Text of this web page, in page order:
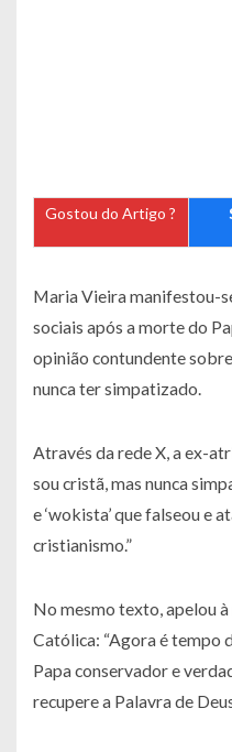
Gostou do Artigo ?
Maria Vieira manifestou-
sociais após a morte do
opinião contundente
nunca ter simpatizado.
Através da rede X, a ex-
sou cristã, mas nunca
e ‘wokista’ que falseou e
cristianismo.”
No mesmo texto, apelou
Católica: “Agora é tempo
Papa conservador e
recupere a Palavra de